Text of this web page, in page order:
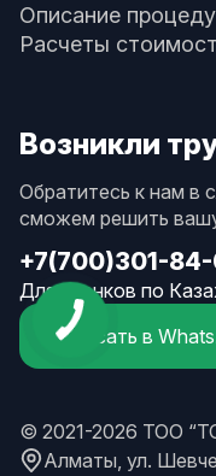
Описание
Расчеты
Возникли
Обратитесь к нам в
сможем решить
+7(700)301-
Для звонков по
Написать в
© 2021-2026 ТОО
Алматы, ул.